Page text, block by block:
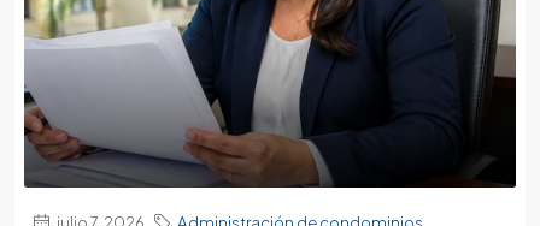
julio 7, 2026 Administración de condominios